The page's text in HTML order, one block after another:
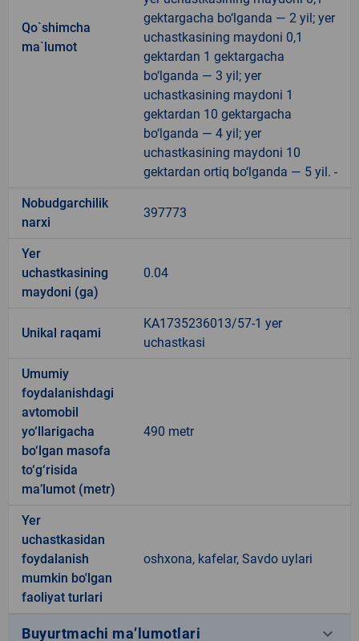
Qo`shimcha
ma`lumot
gektargacha bo‘lganda — 2 yil; yer
uchastkasining maydoni 0,1
gektardan 1 gektargacha
bo‘lganda — 3 yil; yer
uchastkasining maydoni 1
gektardan 10 gektargacha
bo‘lganda — 4 yil; yer
uchastkasining maydoni 10
gektardan ortiq bo‘lganda — 5 yil. -
Nobudgarchilik
narxi
397773
Yer
uchastkasining
maydoni (ga)
0.04
Unikal raqami
KA1735236013/57-1 yer
uchastkasi
Umumiy
foydalanishdagi
avtomobil
yo‘llarigacha
bo‘lgan masofa
to‘g‘risida
ma’lumot (metr)
490 metr
Yer
uchastkasidan
foydalanish
mumkin bo'lgan
faoliyat turlari
oshxona, kafelar, Savdo uylari
Buyurtmachi ma’lumotlari keyboard_arrow_down